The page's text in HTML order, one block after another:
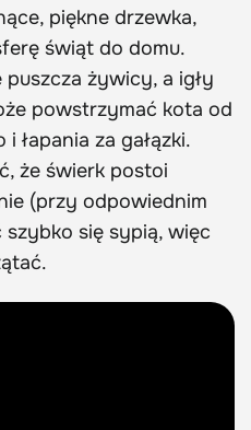
piękne drzewka,
świąt do domu.
żywicy, a igły
powstrzymać kota od
łapania za gałązki.
że świerk postoi
(przy odpowiednim
szybko się sypią, więc